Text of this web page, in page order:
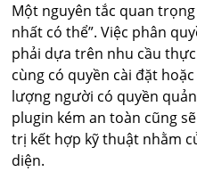
Một nguyên tắc quan
nhất có thể”. Việc phân
phải dựa trên nhu cầu
cùng có quyền cài đặt
lượng người có quyền
plugin kém an toàn cũng
trị kết hợp kỹ thuật nhằm
diện.